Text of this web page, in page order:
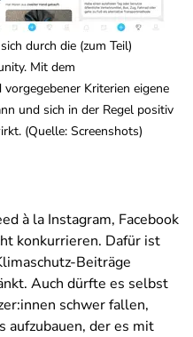
durch die (zum Teil)
Mit dem
Kriterien eigene
und sich in der Regel positiv
(Quelle: Screenshots)
à la Instagram, Facebook
konkurrieren. Dafür ist
Beiträge
Auch dürfte es selbst
schwer fallen,
aufzubauen, der es mit